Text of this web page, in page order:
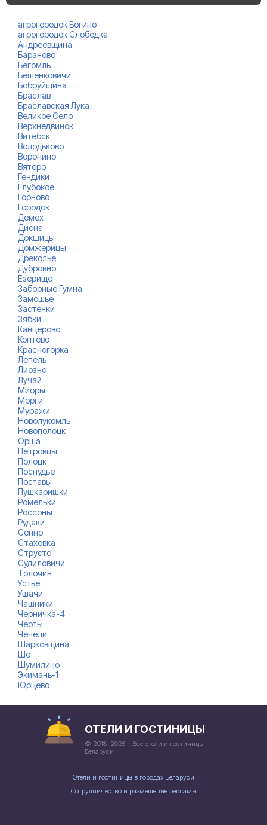
агрогородок Богино
агрогородок Слободка
Андреевщина
Бараново
Бегомль
Бешенковичи
Бобруйщина
Браслав
Браславская Лука
Великое Село
Верхнедвинск
Витебск
Володьково
Воронино
Вятеро
Гендики
Глубокое
Горново
Городок
Демех
Дисна
Докшицы
Домжерицы
Дреколье
Дубровно
Езерище
Заборные Гумна
Замошье
Застенки
Зябки
Канцерово
Коптево
Красногорка
Лепель
Лиозно
Лучай
Миоры
Морги
Муражи
Новолукомль
Новополоцк
Орша
Петровцы
Полоцк
Поснудье
Поставы
Пушкаришки
Ромельки
Россоны
Рудаки
Сенно
Стаховка
Струсто
Судиловичи
Толочин
Устье
Ушачи
Чашники
Черничка-4
Черты
Чечели
Шарковщина
Шо
Шумилино
Экимань-1
Юрцево
ОТЕЛИ И ГОСТИНИЦЫ
© 2018–2026 – Все отели и гостиницы
Беларуси
Отели и гостиницы в городах Беларуси
Сотрудничество и размещение рекламы